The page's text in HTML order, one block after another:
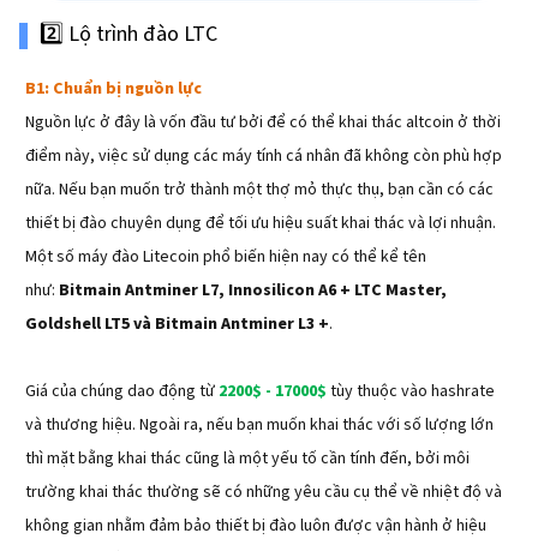
2️⃣ Lộ trình đào LTC
B1: Chuẩn bị nguồn lực
Nguồn lực ở đây là vốn đầu tư bởi để có thể khai thác altcoin ở thời
điểm này, việc sử dụng các máy tính cá nhân đã không còn phù hợp
nữa. Nếu bạn muốn trở thành một thợ mỏ thực thụ, bạn cần có các
thiết bị đào chuyên dụng để tối ưu hiệu suất khai thác và lợi nhuận.
Một số máy đào Litecoin phổ biến hiện nay có thể kể tên
như: Bitmain Antminer L7, Innosilicon A6 + LTC Master,
Goldshell LT5 và Bitmain Antminer L3 +.
Giá của chúng dao động từ 2200$ - 17000$ tùy thuộc vào hashrate
và thương hiệu. Ngoài ra, nếu bạn muốn khai thác với số lượng lớn
thì mặt bằng khai thác cũng là một yếu tố cần tính đến, bởi môi
trường khai thác thường sẽ có những yêu cầu cụ thể về nhiệt độ và
không gian nhằm đảm bảo thiết bị đào luôn được vận hành ở hiệu